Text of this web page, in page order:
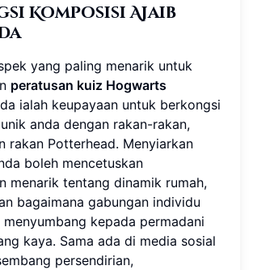
Komposisi Ajaib
yang paling menarik untuk
peratusan kuiz Hogwarts
ialah keupayaan untuk berkongsi
unik anda dengan rakan-rakan,
rakan Potterhead. Menyiarkan
boleh mencetuskan
menarik tentang dinamik rumah,
bagaimana gabungan individu
kepada permadani
kaya. Sama ada di media sosial
persendirian,